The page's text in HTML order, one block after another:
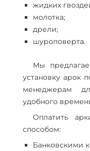
жидких
молотка;
дрели;
шуроповерта.
Мы
установку арок
менеджерам
удобного
Оплатить
способом:
Банковскими